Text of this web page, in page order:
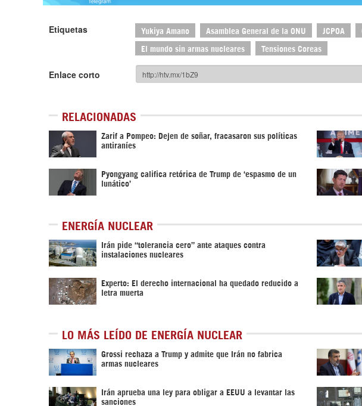
Etiquetas Yukiya Amano Asamblea General de la ONU JCPOA
El mundo sin armas nucleares Tensiones Coreas
Enlace corto
RELACIONADAS
Zarif a Pompeo: Dejen de soñar, fracasaron sus políticas
antiraníes
Pyongyang califica retórica de Trump de ‘espasmo de un
lunático’
ENERGÍA NUCLEAR
Irán pide “tolerancia cero” ante ataques contra
instalaciones nucleares
Experto: El derecho internacional ha quedado reducido a
letra muerta
LO MÁS LEÍDO DE ENERGÍA NUCLEAR
Grossi rechaza a Trump y admite que Irán no fabrica
armas nucleares
Irán aprueba una ley para obligar a EEUU a levantar las
sanciones